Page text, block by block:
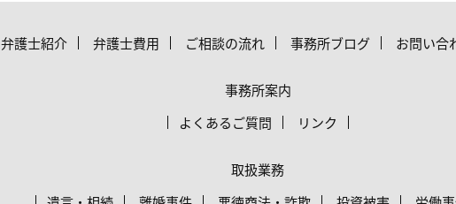
弁護士紹介 弁護士費用 ご相談の流れ 事務所ブログ お問い合
事務所案内
よくあるご質問
リンク
取扱業務